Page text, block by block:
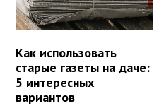
Как использовать
старые газеты на даче:
5 интересных
вариантов